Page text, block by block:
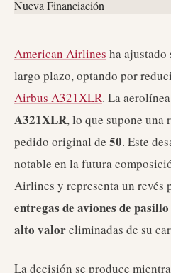
American Airlines ha ajustado
largo plazo, optando por
Airbus A321XLR. La
A321XLR, lo que supone una
pedido original de 50. Este
notable en la futura
Airlines y representa un revés
entregas de aviones de
alto valoreliminadas de su
La decisión se produce